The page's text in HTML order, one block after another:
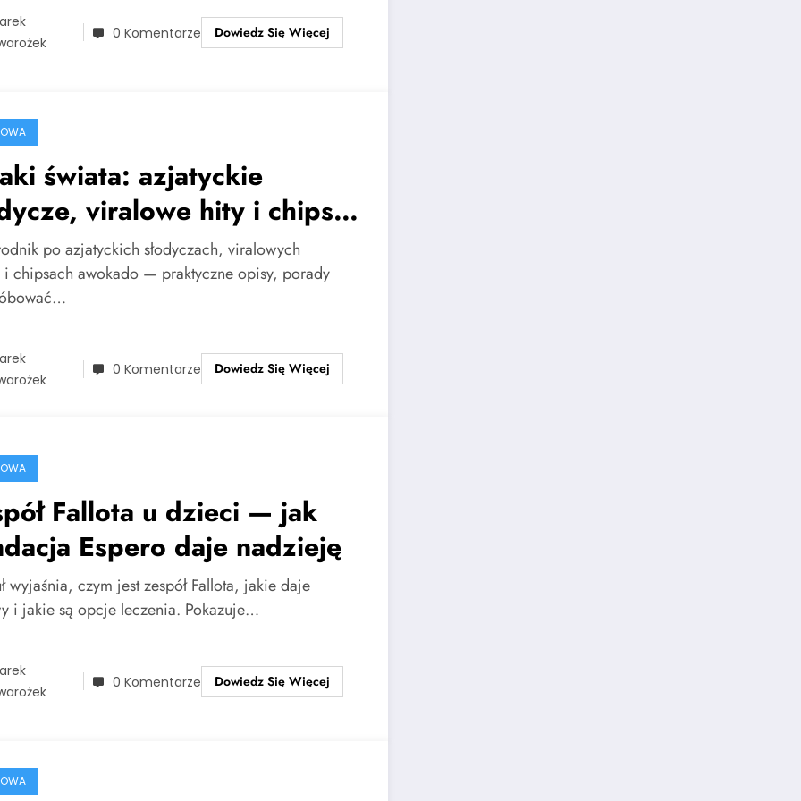
0 Komentarze Dowiedz Się Więcej
świata: azjatyckie
viralowe hity i chipsy
po azjatyckich słodyczach, viralowych
i chipsach awokado — praktyczne opisy, porady
0 Komentarze Dowiedz Się Więcej
Fallota u dzieci — jak
Espero daje nadzieję
wyjaśnia, czym jest zespół Fallota, jakie daje
i jakie są opcje leczenia. Pokazuje…
0 Komentarze Dowiedz Się Więcej